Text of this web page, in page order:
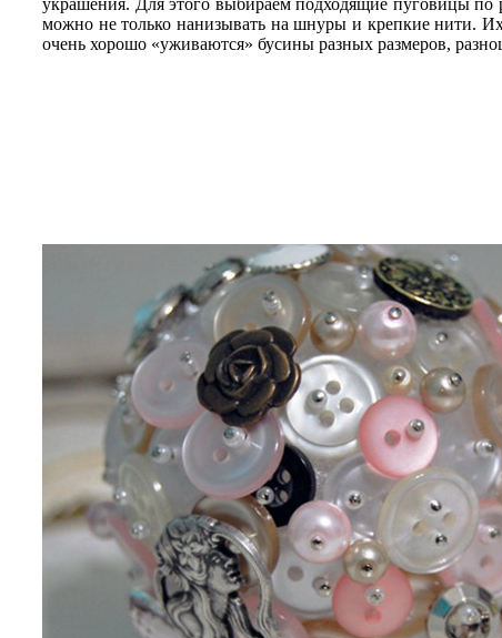
украшения. Для этого выбираем подходящие пуговицы
можно не только нанизывать на шнуры и крепкие нити.
очень хорошо «уживаются» бусины разных размеров,